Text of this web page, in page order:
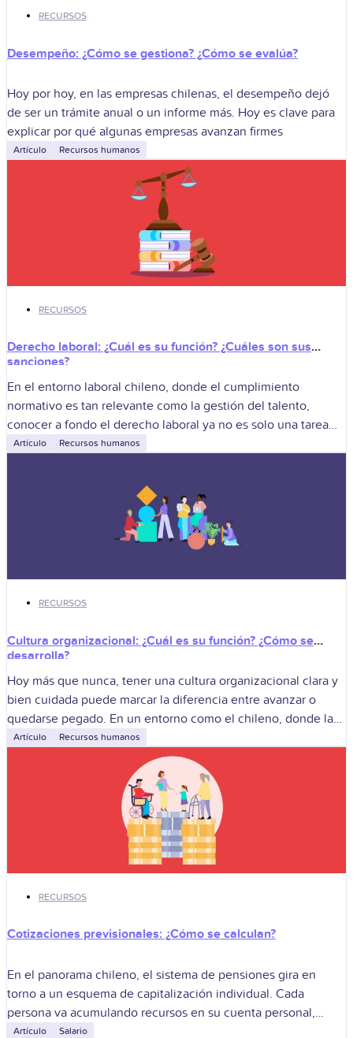
RECURSOS
Desempeño: ¿Cómo se gestiona? ¿Cómo se evalúa?
Hoy por hoy, en las empresas chilenas, el desempeño dejó
de ser un trámite anual o un informe más. Hoy es clave para
explicar por qué algunas empresas avanzan firmes
Artículo Recursos humanos
RECURSOS
Derecho laboral: ¿Cuál es su función? ¿Cuáles son sus
sanciones?
En el entorno laboral chileno, donde el cumplimiento
normativo es tan relevante como la gestión del talento,
conocer a fondo el derecho laboral ya no es solo una tarea
legal.
Artículo Recursos humanos
RECURSOS
Cultura organizacional: ¿Cuál es su función? ¿Cómo se
desarrolla?
Hoy más que nunca, tener una cultura organizacional clara y
bien cuidada puede marcar la diferencia entre avanzar o
quedarse pegado. En un entorno como el chileno, donde las
reglas
Artículo Recursos humanos
RECURSOS
Cotizaciones previsionales: ¿Cómo se calculan?
En el panorama chileno, el sistema de pensiones gira en
torno a un esquema de capitalización individual. Cada
persona va acumulando recursos en su cuenta personal,
pensando en el día
Artículo Salario